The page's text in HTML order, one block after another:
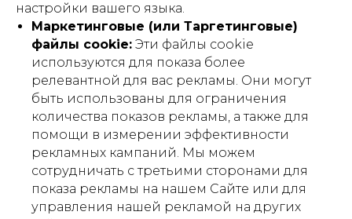
настройки вашего языка.
Маркетинговые (или Таргетинговые)
файлы cookie: Эти файлы cookie
используются для показа более
релевантной для вас рекламы. Они могут
быть использованы для ограничения
количества показов рекламы, а также для
помощи в измерении эффективности
рекламных кампаний. Мы можем
сотрудничать с третьими сторонами для
показа рекламы на нашем Сайте или для
управления нашей рекламой на других